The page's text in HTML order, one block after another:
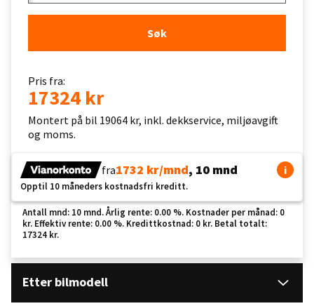
Søk
Pris fra:
17324 kr
Montert på bil 19064 kr, inkl. dekkservice, miljøavgift
og moms.
fra1732 kr/mnd, 10 mnd i
Opptil 10 måneders kostnadsfri kreditt.
Antall mnd: 10 mnd. Årlig rente: 0.00 %. Kostnader per månad: 0
kr. Effektiv rente: 0.00 %. Kredittkostnad: 0 kr. Betal totalt:
17324 kr.
Etter bilmodell